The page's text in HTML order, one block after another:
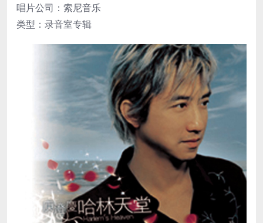
唱片公司：索尼音乐
类型：录音室专辑